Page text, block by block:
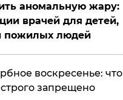
аномальную жару:
врачей для детей,
пожилых людей
воскресенье: что
строго запрещено